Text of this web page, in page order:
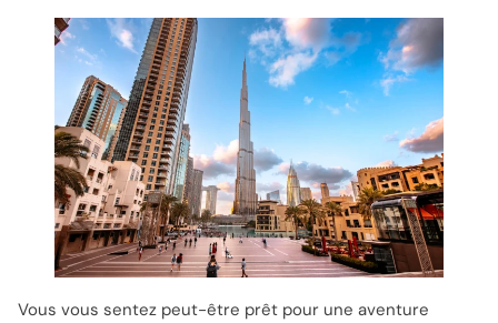
Vous vous sentez peut-être prêt pour une aventure